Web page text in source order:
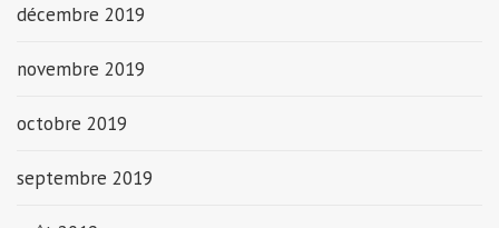
décembre 2019
novembre 2019
octobre 2019
septembre 2019